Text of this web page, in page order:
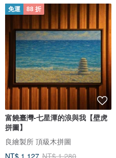
免運 88 折
富饒臺灣-七星潭的浪與我【壁虎
拼圖】
良繪製所 頂級木拼圖
NT$ 1,127 NT$ 1,280